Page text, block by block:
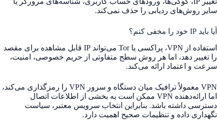
سایر روش‌های ردیابی را حذف نمی‌کند.
آیا باید IP خود را مخفی کنم؟
استفاده از VPN، پراکسی یا Tor می‌تواند IP قابل مشاهده برای مقصد
را تغییر دهد، اما هر روش سطح متفاوتی از حریم خصوصی، امنیت،
سرعت و اعتماد ارائه می‌کند.
VPN معمولاً ترافیک میان دستگاه و سرور VPN را رمزگذاری می‌کند،
اما ارائه‌دهنده VPN ممکن است به بخشی از اطلاعات اتصال
دسترسی داشته باشد. بنابراین انتخاب سرویس معتبر، سیاست
نگهداری داده و تنظیمات صحیح اهمیت دارد.